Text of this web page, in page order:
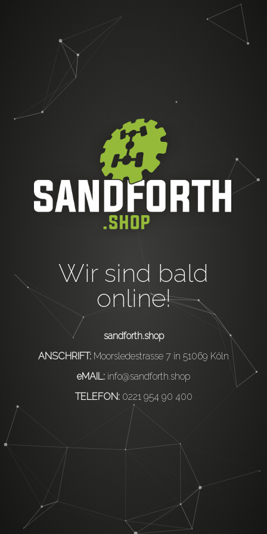
Wir sind bald
online!
sandforth.shop
ANSCHRIFT: Moorsledestrasse 7 in 51069 Köln
eMAIL: info@sandforth.shop
TELEFON: 0221 954 90 400